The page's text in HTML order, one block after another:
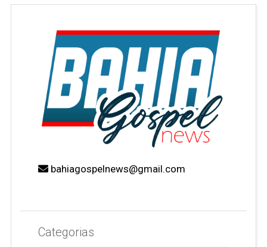
bahiagospelnews@gmail.com
Categorias